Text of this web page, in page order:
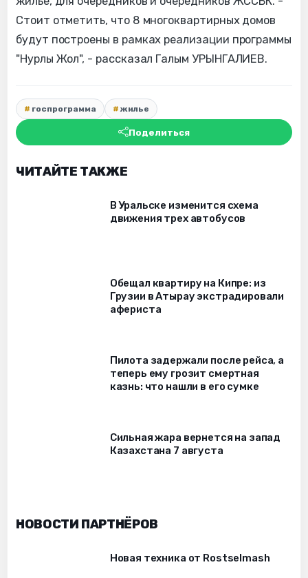
Стоит отметить, что 8 многоквартирных домов
будут построены в рамках реализации программы
"Нурлы Жол", - рассказал Галым УРЫНГАЛИЕВ.
госпрограмма жилье
Поделиться
ЧИТАЙТЕ ТАКЖЕ
В Уральске изменится схема
движения трех автобусов
Обещал квартиру на Кипре: из
Грузии в Атырау экстрадировали
афериста
Пилота задержали после рейса, а
теперь ему грозит смертная
казнь: что нашли в его сумке
Сильная жара вернется на запад
Казахстана 7 августа
НОВОСТИ ПАРТНЁРОВ
Новая техника от Rostselmash